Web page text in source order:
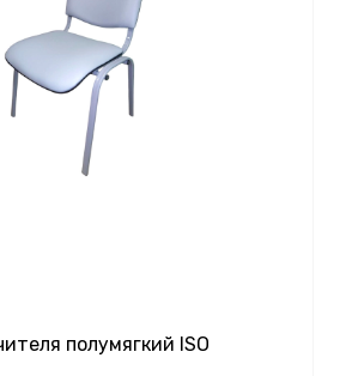
полумягкий ISO